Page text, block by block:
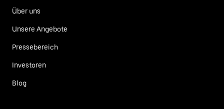
Über uns
Unsere Angebote
Pressebereich
Investoren
Blog